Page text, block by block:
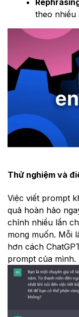
theo nhiều
Thử nghiệm và
Việc viết prompt
quả hoàn hảo
chỉnh nhiều lần
mong muốn. Mỗi
hơn cách
prompt của mình.